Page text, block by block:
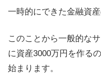
一時的にできた金融資産
このことから一般的な
に資産3000万円を作る
始まります。